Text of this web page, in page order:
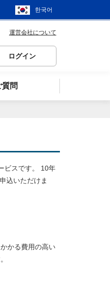
한국어
運営会社について
ログイン
問
ビスです。 10年
込いただけま
かる費用の高い